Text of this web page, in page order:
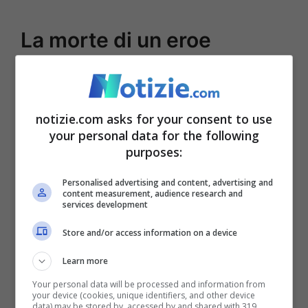
La morte di un eroe
Il doloroso annuncio è arrivato il giorno
ha dato la notizia che tutti speravano
potesse non arrivare:l’uomo, che si è
scoperto poi essere compagno della
giovane donna, è morto poco dopo essere
stato ricoveratoin ospedale. Le autorità
non hanno fornito ulteriori dettagli sul
drammatico evento. Secondo la
ricostruzione riferita dalla Procura, la
notizie.com asks for your consent to use
your personal data for the following
purposes:
Personalised advertising and content, advertising and
content measurement, audience research and
services development
Store and/or access information on a device
Learn more
Your personal data will be processed and information from
your device (cookies, unique identifiers, and other device